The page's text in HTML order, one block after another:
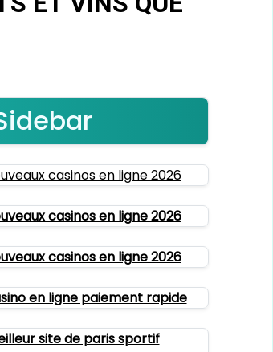
casinos en ligne 2026
casinos en ligne 2026
casinos en ligne 2026
en ligne paiement rapide
site de paris sportif